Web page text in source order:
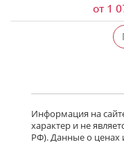
от 1
Информация на
характер и не
РФ). Данные о ценах